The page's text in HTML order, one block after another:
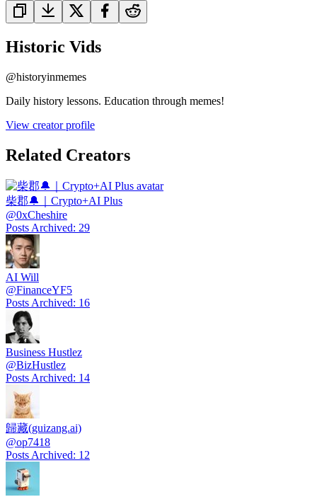
Historic Vids
@historyinmemes
Daily history lessons. Education through memes!
View creator profile
Related Creators
柴郡🔔｜Crypto+AI Plus
@0xCheshire
Posts Archived: 29
AI Will
@FinanceYF5
Posts Archived: 16
Business Hustlez
@BizHustlez
Posts Archived: 14
歸藏(guizang.ai)
@op7418
Posts Archived: 12